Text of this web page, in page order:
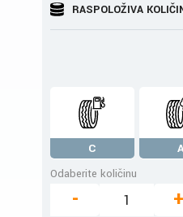
RASPOLOŽIVA
C
Odaberite količinu
- +